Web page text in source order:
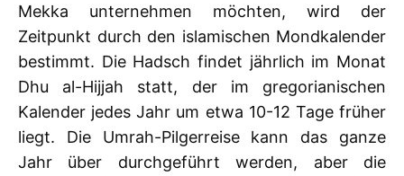
Mekka unternehmen möchten, wird der
Zeitpunkt durch den islamischen Mondkalender
bestimmt. Die Hadsch findet jährlich im Monat
Dhu al-Hijjah statt, der im gregorianischen
Kalender jedes Jahr um etwa 10-12 Tage früher
liegt. Die Umrah-Pilgerreise kann das ganze
Jahr über durchgeführt werden, aber die